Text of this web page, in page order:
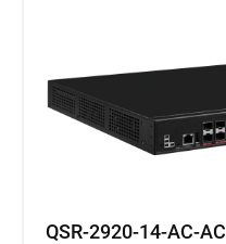
QSR-2920-14-AC-AC